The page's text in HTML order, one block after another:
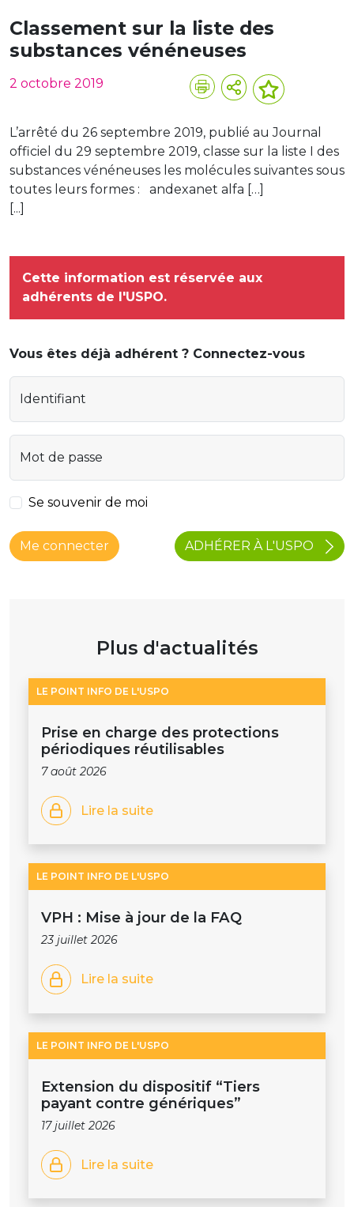
Classement sur la liste des
substances vénéneuses
2 octobre 2019
L’arrêté du 26 septembre 2019, publié au Journal
officiel du 29 septembre 2019, classe sur la liste I des
substances vénéneuses les molécules suivantes sous
toutes leurs formes : andexanet alfa […]
[...]
Cette information est réservée aux
adhérents de l'USPO.
Vous êtes déjà adhérent ? Connectez-vous
Identifiant
Mot de passe
Se souvenir de moi
Me connecter ADHÉRER À L'USPO
Plus d'actualités
LE POINT INFO DE L'USPO
Prise en charge des protections
périodiques réutilisables
7 août 2026
Lire la suite
LE POINT INFO DE L'USPO
VPH : Mise à jour de la FAQ
23 juillet 2026
Lire la suite
LE POINT INFO DE L'USPO
Extension du dispositif “Tiers
payant contre génériques”
17 juillet 2026
Lire la suite